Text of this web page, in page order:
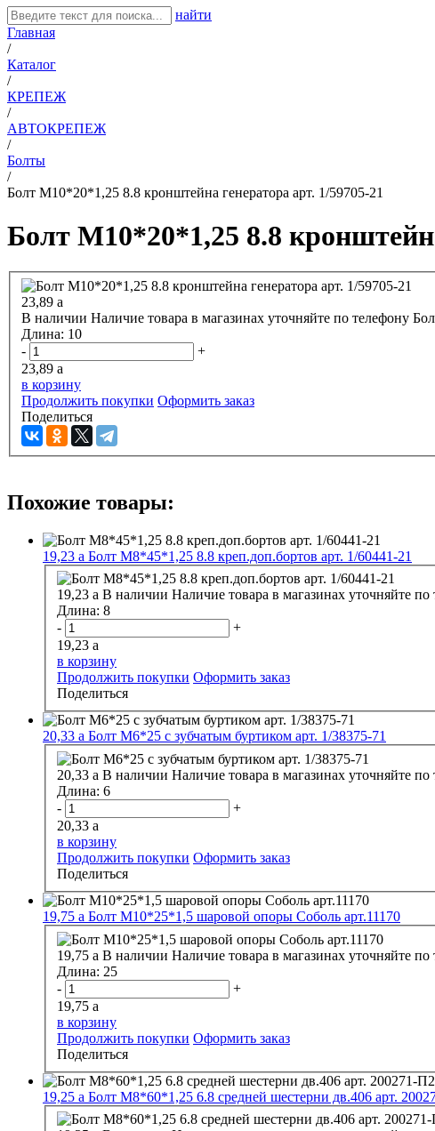
найти
Главная
/
Каталог
/
КРЕПЕЖ
/
АВТОКРЕПЕЖ
/
Болты
/
Болт М10*20*1,25 8.8 кронштейна генератора арт. 1/59705-21
Болт М10*20*1,25 8.8
23,89 a
В наличии Наличие товара в магазинах уточняйте по телефону
Длина: 10
-
+
23,89 a
в корзину
Продолжить покупки Оформить заказ
Поделиться
Похожие товары:
19,23 a Болт М8*45*1,25 8.8 креп.доп.бортов арт. 1/60441-21
19,23 a В наличии Наличие товара в магазинах уточняйте по
Длина: 8
-
+
19,23 a
в корзину
Продолжить покупки Оформить заказ
Поделиться
20,33 a Болт М6*25 с зубчатым буртиком арт. 1/38375-71
20,33 a В наличии Наличие товара в магазинах уточняйте по
Длина: 6
-
+
20,33 a
в корзину
Продолжить покупки Оформить заказ
Поделиться
19,75 a Болт М10*25*1,5 шаровой опоры Соболь арт.11170
19,75 a В наличии Наличие товара в магазинах уточняйте по
Длина: 25
-
+
19,75 a
в корзину
Продолжить покупки Оформить заказ
Поделиться
19,25 a Болт М8*60*1,25 6.8 средней шестерни дв.406 арт.